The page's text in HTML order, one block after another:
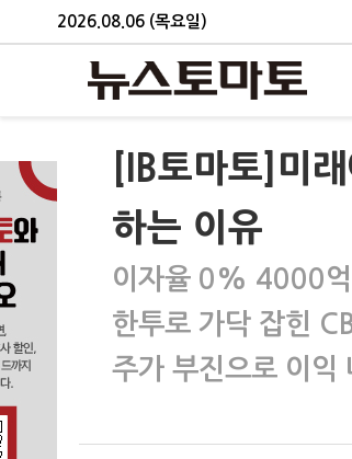
2026.08.06 (목요일)
[IB토마토]미
하는 이유
이자율 0% 4000억
한투로 가닥 잡힌
주가 부진으로 이익